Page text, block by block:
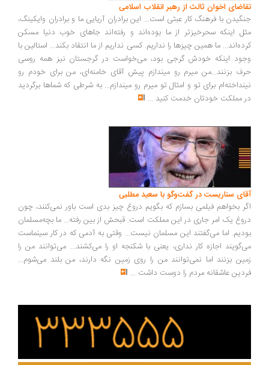
تقاضای اخوان ثالث از رهبر انقلاب اسلامی
جنگیدن با فرهنگ کار عبثی است... این برادران آریایی ما و برادران وایکینگ،
مثل اینکه سحرخیزتر از ما بوده‌اند و رفته‌اند جاهای خوب دنیا مسکن
کرده‌اند... ما همین چیزها را نداریم. کسی نداریم از ما انتقاد بکند... استالین با
وجود اینکه خودش گرجی بود، می‌خواست در گرجستان نیز همه روسی
حرف بزنند...من میرم رو میندازم پیش آقای خامنه‌ای، من برای خودم رو
نینداخته‌ام برای تو و امثال تو میرم رو میندازم... به شرطی که شماها برگردید
در مملکت خودتان خدمت کنید ...
آقای سناریست در گفت‌وگو با سعید مطلبی
اگر بخواهم فیلمی بسازم که بگویم دروغ چیز بدی است باور نمی‌کنند، چون
دروغ یک امر جاری در این مملکت است. قبحش از بین رفته... ما بچه‌مسلمان
بودیم. اما می‌گفتند این مسلمان نیست... وقتی به آدمی که در کار سینماست
می‌گویند اجازه کار نداری، یعنی با شکنجه او را می‌کشند... می‌توانند من را
زمین بزنند اما نمی‌توانند من را روی زمین نگه دارند، من بلند می‌شوم...
فردین عاشقانه مردم را دوست داشت ...